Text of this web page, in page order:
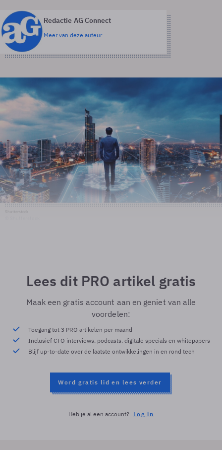
Redactie AG Connect
Meer van deze auteur
Lees dit PRO artikel gratis
Maak een gratis account aan en geniet van alle
voordelen:
Toegang tot 3 PRO artikelen per maand
Inclusief CTO interviews, podcasts, digitale specials en whitepapers
Blijf up-to-date over de laatste ontwikkelingen in en rond tech
Word gratis lid en lees verder
Heb je al een account? Log in